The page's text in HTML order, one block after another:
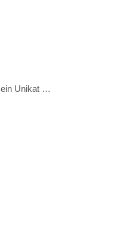
ein Unikat …